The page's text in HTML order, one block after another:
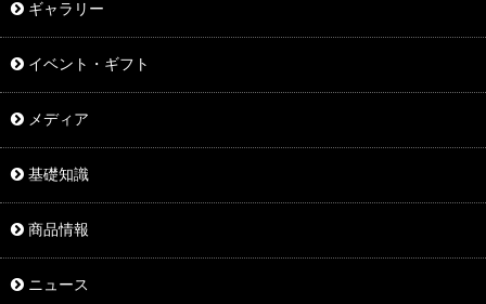
ギャラリー
イベント・ギフト
メディア
基礎知識
商品情報
ニュース